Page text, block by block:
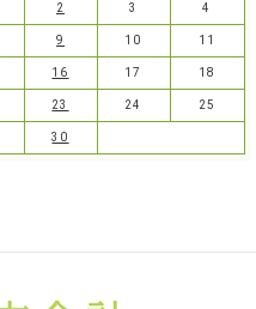
2 3 4
9 10 11
16 17 18
23 24 25
30